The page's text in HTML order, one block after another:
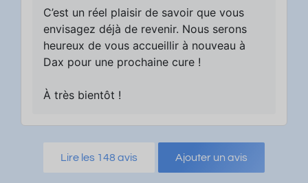
C’est un réel plaisir de savoir que vous
envisagez déjà de revenir. Nous serons
heureux de vous accueillir à nouveau à
Dax pour une prochaine cure !
À très bientôt !
Lire les 148 avis Ajouter un avis